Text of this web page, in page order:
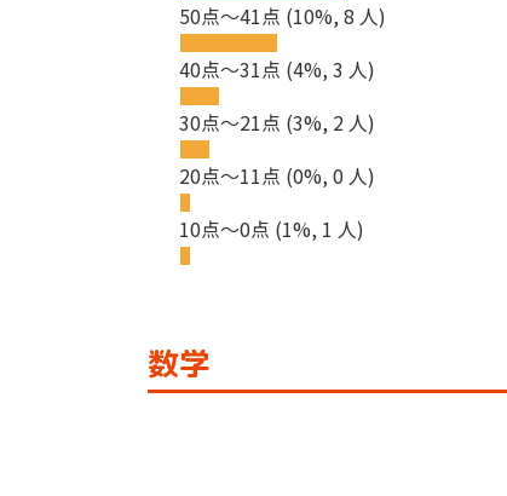
50点～41点 (10%, 8 人)
40点～31点 (4%, 3 人)
30点～21点 (3%, 2 人)
20点～11点 (0%, 0 人)
10点～0点 (1%, 1 人)
数学